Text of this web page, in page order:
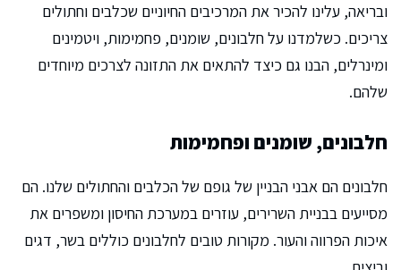
ובריאה, עלינו להכיר את המרכיבים החיוניים שכלבים וחתולים
צריכים. כשלמדנו על חלבונים, שומנים, פחמימות, ויטמינים
ומינרלים, הבנו גם כיצד להתאים את התזונה לצרכים מיוחדים
שלהם.
חלבונים, שומנים ופחמימות
חלבונים הם אבני הבניין של גופם של הכלבים והחתולים שלנו. הם
מסייעים בבניית השרירים, עוזרים במערכת החיסון ומשפרים את
איכות הפרווה והעור. מקורות טובים לחלבונים כוללים בשר, דגים